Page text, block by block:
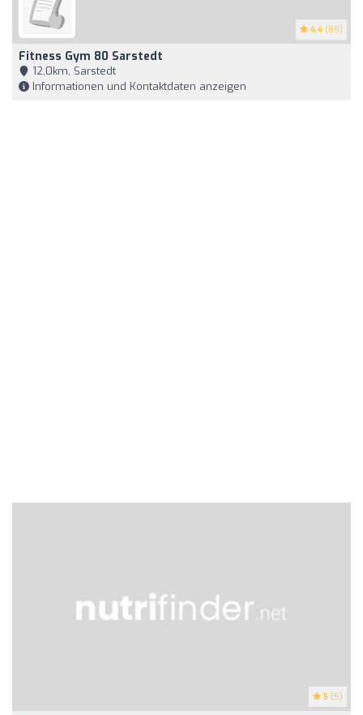
4.4 (89)
Fitness Gym 80 Sarstedt
12,0km, Sarstedt
Informationen und Kontaktdaten anzeigen
5 (5)